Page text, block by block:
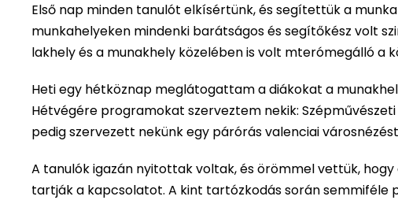
Első nap minden tanulót elkísértünk, és segítettük a
munkahelyeken mindenki barátságos és segítőkész volt
lakhely és a munakhely közelében is volt mterómegálló a
Heti egy hétköznap meglátogattam a diákokat a
Hétvégére programokat szerveztem nekik:
pedig szervezett nekünk egy párórás valenciai
A tanulók igazán nyitottak voltak, és örömmel vettük,
tartják a kapcsolatot. A kint tartózkodás során semmiféle